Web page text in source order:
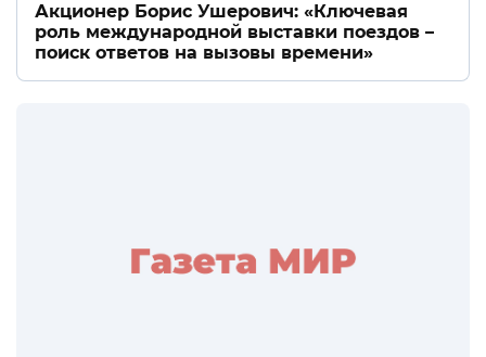
Акционер Борис Ушерович: «Ключевая
роль международной выставки поездов –
поиск ответов на вызовы времени»